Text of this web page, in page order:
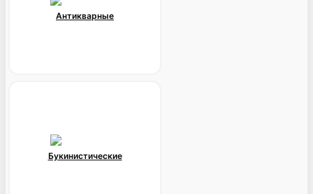
Антикварные
Букинистические